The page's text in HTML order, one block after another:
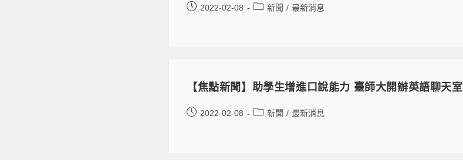
2022-02-08 新聞 / 最新消息
【焦點新聞】助學生增進口說能力 臺師大開辦英語聊天室
2022-02-08 新聞 / 最新消息